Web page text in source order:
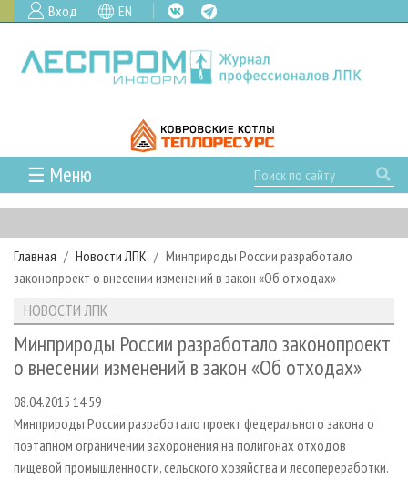
Вход EN
☰ Меню
ГЛАВНАЯ
РУБРИКИ И ТЕМЫ
РУБРИКИ ЖУРНАЛА
ЛЕСОЗАГОТОВКА
ЛЕСОПИЛЕНИЕ
СУШКА ДРЕВЕСИНЫ
ПРОИЗВОДСТВО ДРЕВЕСНЫХ ПЛИТ
ДЕРЕВЯННОЕ ДОМОСТРОЕНИЕ
НОВОСТИ
НОВОСТИ ЛПК
НОВОСТИ ЖУРНАЛА
ПРОЕКТЫ ЛПИ
АНАЛИТИКА
ПРЕДПРИЯТИЯ ЛПК
ПЕРСОНЫ
МОБИЛЬНЫЕ ВЫСТАВКИ
ОФИЦИАЛЬНЫЕ ДЕЛЕГАЦИИ
АРХИВ
АРХИВ ЖУРНАЛОВ
О ЖУРНАЛЕ
ПОДПИСКА
КОНТАКТЫ
РЕКЛАМОДАТЕЛЯМ
РЕКЛАМА
РЕКЛАМА НА САЙТЕ
Главная Новости ЛПК
Минприроды России разработало
законопроект о внесении изменений в закон «Об отходах»
НОВОСТИ ЛПК
Минприроды России разработало законопроект
о внесении изменений в закон «Об отходах»
08.04.2015 14:59
Минприроды России разработало проект федерального закона о
поэтапном ограничении захоронения на полигонах отходов
пищевой промышленности, сельского хозяйства и лесопереработки.